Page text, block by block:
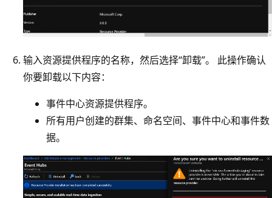
输入资源提供程序的名称，然后选择“卸载”。 此操作确认
你要卸载以下内容：
事件中心资源提供程序。
所有用户创建的群集、命名空间、事件中心和事件数
据。